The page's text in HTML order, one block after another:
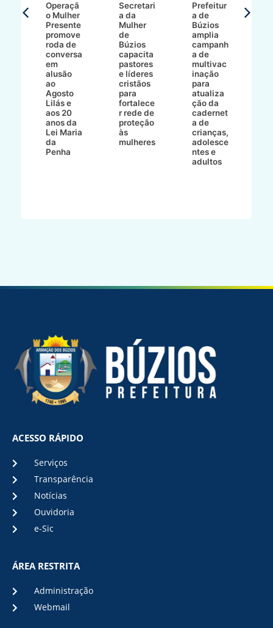
Operaçã
o Mulher
Presente
promove
roda de
conversa
em
alusão
ao
Agosto
Lilás e
aos 20
anos da
Lei Maria
da
Penha
Secretari
a da
Mulher
de
Búzios
capacita
pastores
e líderes
cristãos
para
fortalece
r rede de
proteção
às
mulheres
Prefeitur
a de
Búzios
amplia
campanh
a de
multivac
inação
para
atualiza
ção da
cadernet
a de
crianças,
adolesce
ntes e
adultos
ACESSO RÁPIDO
Serviços
Transparência
Notícias
Ouvidoria
e-Sic
ÁREA RESTRITA
Administração
Webmail